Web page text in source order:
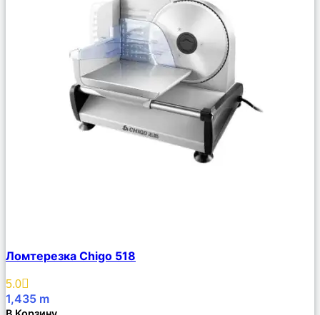
Описание
Избранное
Ломтерезка Chigo 518
5.0
1,435 m